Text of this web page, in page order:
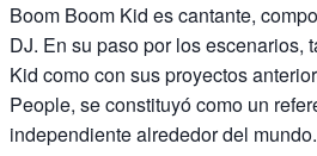
Boom Boom Kid es cantante,
DJ. En su paso por los escenarios,
Kid como con sus proyectos
People, se constituyó como un
independiente alrededor del